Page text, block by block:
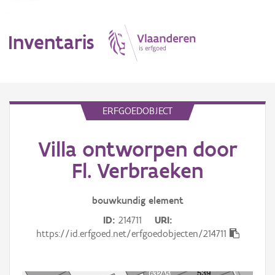
Inventaris
Erfgoedobject
Aanduidingsobject
ERFGOEDOBJECT
Villa ontworpen door
Fl. Verbraeken
bouwkundig element
ID 214711
URI
https://id.erfgoed.net/erfgoedobjecten/214711